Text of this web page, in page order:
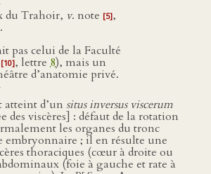
du Trahoir, v. note [5],
.
pas celui de la Faculté
[10], lettre 8), mais un
d’anatomie privé.
atteint d’un situs inversus viscerum
des viscères] : défaut de la rotation
les organes du tronc
embryonnaire ; il en résulte une
thoraciques (cœur à droite ou
(foie à gauche et rate à